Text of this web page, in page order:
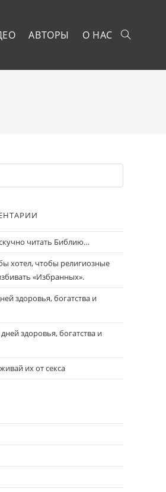
АВТОРЫ О НАС
читать Библию…
хотел, чтобы религиозные
«Избранных».
здоровья, богатства и
дней здоровья, богатства и
их от секса